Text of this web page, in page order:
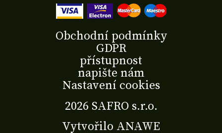
2026 SAFRO s.r.o.
Vytvořilo ANAWE
Obchodní podmínky
GDPR
přístupnost
napište nám
Nastavení cookies